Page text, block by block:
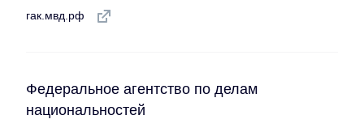
гак.мвд.рф
Федеральное агентство по делам
национальностей